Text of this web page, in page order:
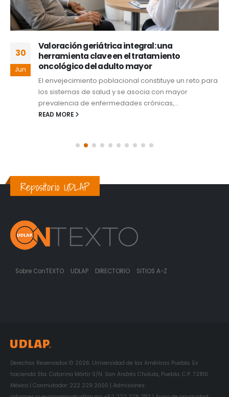
30
Jun
Valoración geriátrica integral: una
herramienta clave en el tratamiento
oncológico del adulto mayor
El envejecimiento poblacional constituye un reto para
los sistemas de salud y se asocia con mayor
prevalencia de enfermedades crónicas,...
READ MORE
Repositorio UDLAP
Sobre ConTEXTO UDLAP DIRECTORIO SITIOS A-Z
Derechos Reservados © 2026. Universidad de las Américas Puebla. Ex
hacienda Sta. Catarina Mártir S/N. San Andrés Cholula, Puebla. C.P. 72810.
México | Conmutador: 222 229 2000 | Admisiones: